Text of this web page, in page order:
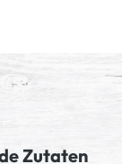
Zutaten